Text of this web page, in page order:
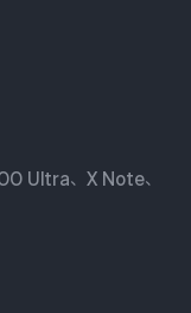
Ultra、X Note、